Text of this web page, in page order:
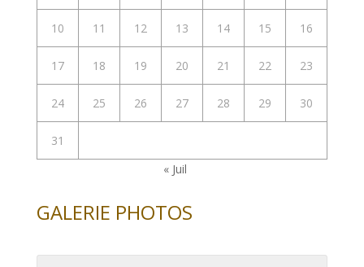
10 11 12 13 14 15 16
17 18 19 20 21 22 23
24 25 26 27 28 29 30
31
« Juil
GALERIE PHOTOS